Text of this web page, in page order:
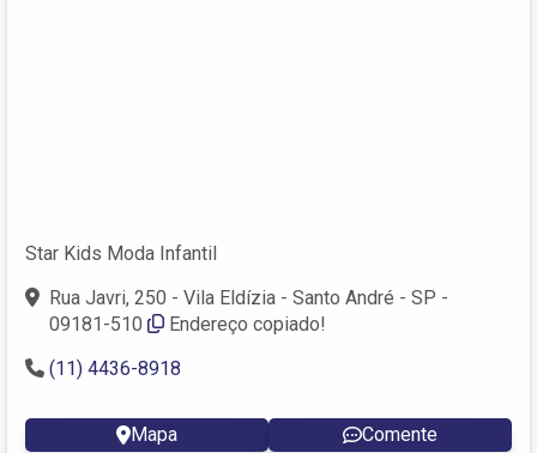
Star Kids Moda Infantil
Rua Javri, 250 - Vila Eldízia - Santo André - SP -
09181-510
Endereço copiado!
(11) 4436-8918
Mapa Comente